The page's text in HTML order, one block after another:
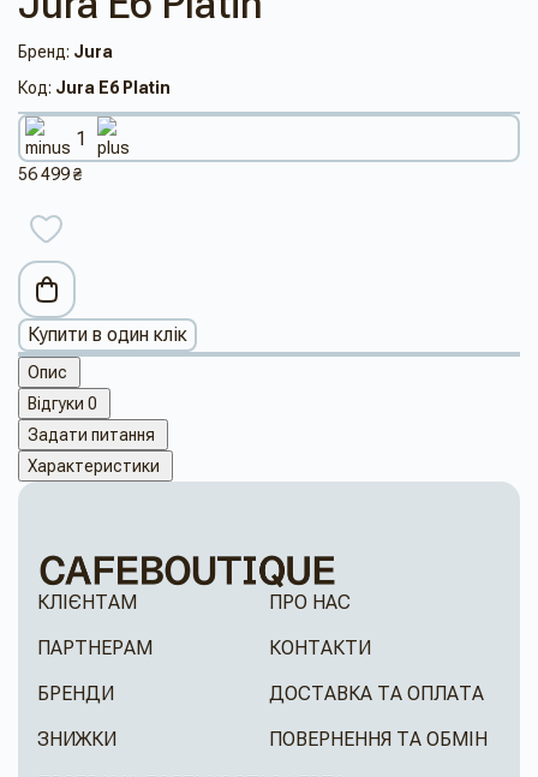
Бренд: Jura
Код: Jura E6 Platin
56 499 ₴
Купити в один клік
Опис
Відгуки 0
Задати питання
Характеристики
КЛІЄНТАМ
ПАРТНЕРАМ
БРЕНДИ
ЗНИЖКИ
ПРО НАС
КОНТАКТИ
ДОСТАВКА ТА ОПЛАТА
ПОВЕРНЕННЯ ТА ОБМІН